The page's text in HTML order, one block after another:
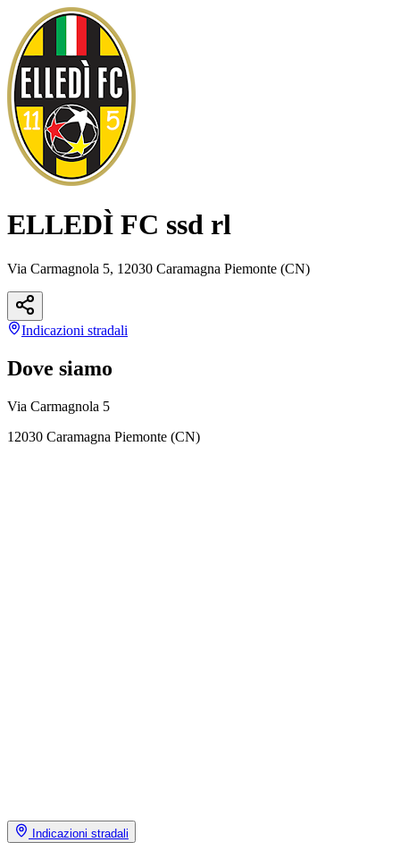
ELLEDÌ FC ssd rl
Via Carmagnola 5, 12030 Caramagna Piemonte (CN)
Indicazioni stradali
Dove siamo
Via Carmagnola 5
12030 Caramagna Piemonte (CN)
Indicazioni stradali